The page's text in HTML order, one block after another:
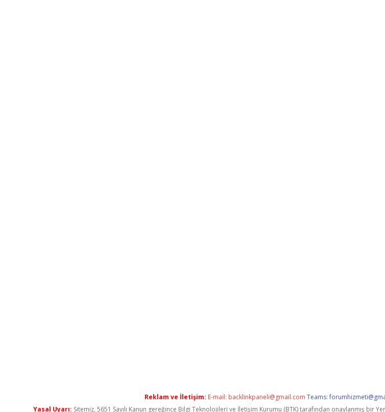
Reklam ve İletişim: E-mail: backlinkpaneli@gmail.com Teams:
Yasal Uyarı: Sitemiz, 5651 Sayılı Kanun gereğince Bilgi Teknolojileri ve İletişim Kurumu (BTK) tarafından onaylanmış